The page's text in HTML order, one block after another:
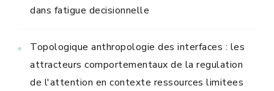
dans fatigue decisionnelle
Topologique anthropologie des interfaces : les
attracteurs comportementaux de la regulation
de l'attention en contexte ressources limitees